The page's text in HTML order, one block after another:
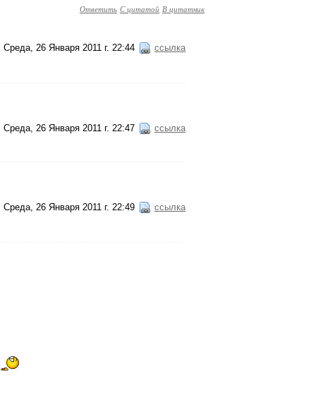
Ответить С цитатой В цитатник
Среда, 26 Января 2011 г. 22:44 ссылка
Среда, 26 Января 2011 г. 22:47 ссылка
Среда, 26 Января 2011 г. 22:49 ссылка